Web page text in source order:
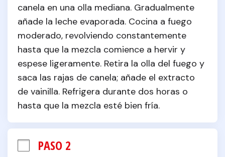
canela en una olla mediana. Gradualmente
añade la leche evaporada. Cocina a fuego
moderado, revolviendo constantemente
hasta que la mezcla comience a hervir y
espese ligeramente. Retira la olla del fuego y
saca las rajas de canela; añade el extracto
de vainilla. Refrigera durante dos horas o
hasta que la mezcla esté bien fría.
PASO 2